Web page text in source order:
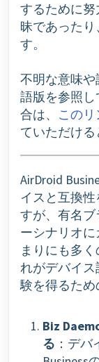
するために
昧であった
す。
不明な意味
語版を参照
合は、 このリ
ていただける
AirDroid
イスと互換
すが、有名
ーシナリオ
まりにも多
れがデバイ
験を得るため
Biz
る ：デ